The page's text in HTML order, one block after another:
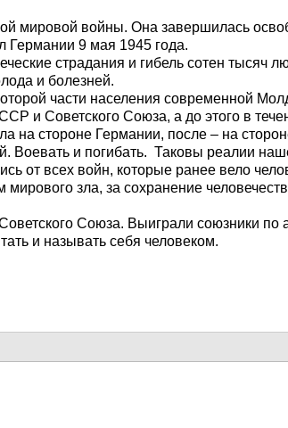
мировой войны. Она завершилась
Германии 9 мая 1945 года.
страдания и гибель сотен тысяч
и болезней.
части населения современной
и Советского Союза, а до этого в
стороне Германии, после – на
и погибать. Таковы реалии
от всех войн, которые ранее вело
зла, за сохранение
Союза. Выиграли союзники по
и называть себя человеком.